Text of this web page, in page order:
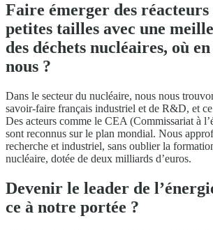
Faire émerger des réacteurs
petites tailles avec une
des déchets nucléaires, où
nous ?
Dans le secteur du nucléaire, nous nous
savoir-faire français industriel et de R&D, et
Des acteurs comme le CEA (Commissariat à
sont reconnus sur le plan mondial. Nous
recherche et industriel, sans oublier la
nucléaire, dotée de deux milliards d’euros.
Devenir le leader de
ce à notre portée ?